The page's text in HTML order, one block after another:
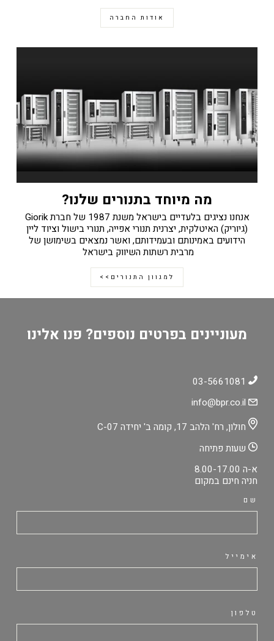
אודות החברה
מה מיוחד בתנורים שלנו?
אנחנו נציגים בלעדיים בישראל משנת 1987 של חברת Giorik
(גיוריק) האיטלקית, יצרנית תנורי אפייה, תנורי בישול וציוד ליין
הידועים באמינותם ובעמידותם, ואשר נמצאים בשימושן של
מרבית רשתות השיווק בישראל
למגוון התנורים>>
מעוניינים בפרטים נוספים? פנו אלינו
חולון, רח' הלהב 17, קומה ב' יחידה C-07
שעות פתיחה
א-ה 8.00-17.00
חניה חינם במקום
שם
אימייל
טלפון